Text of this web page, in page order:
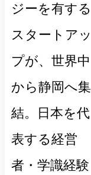
ジーを有する
スタートアッ
プが、世界中
から静岡へ集
結。日本を代
表する経営
者・学識経験